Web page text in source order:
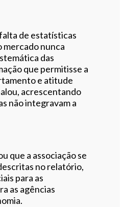
de estatísticas
mercado nunca
das
que permitisse a
e atitude
acrescentando
não integravam a
que a associação se
no relatório,
para as
as agências